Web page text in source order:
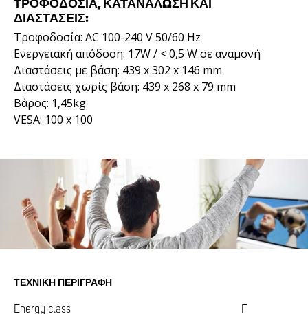
ΤΡΟΦΟΔΟΣΊΑ, ΚΑΤΑΝΆΛΩΣΗ ΚΑΙ
ΔΙΑΣΤΆΣΕΙΣ:
Τροφοδοσία: AC 100-240 V 50/60 Hz
Ενεργειακή απόδοση: 17W / < 0,5 W σε αναμονή
Διαστάσεις με βάση: 439 x 302 x 146 mm
Διαστάσεις χωρίς βάση: 439 x 268 x 79 mm
Βάρος: 1,45kg
VESA: 100 x 100
ΤΕΧΝΙΚΉ ΠΕΡΙΓΡΑΦΉ
Energy class F